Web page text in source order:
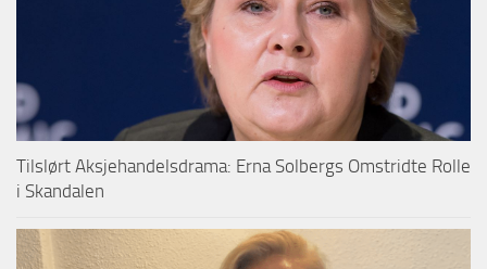
Tilslørt Aksjehandelsdrama: Erna Solbergs Omstridte Rolle
i Skandalen